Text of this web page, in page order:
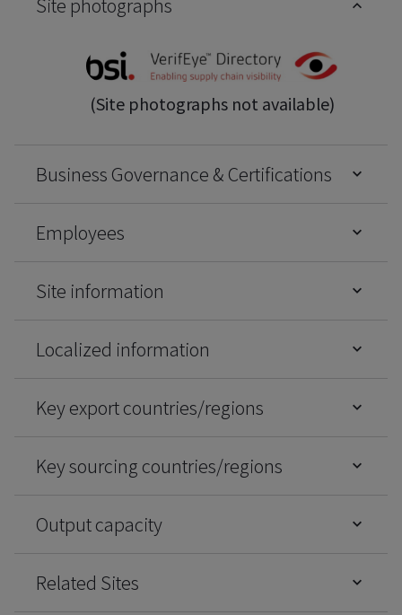
(Site photographs not available)
Business Governance & Certifications
Employees
Site information
Localized information
Key export countries/regions
Key sourcing countries/regions
Output capacity
Related Sites